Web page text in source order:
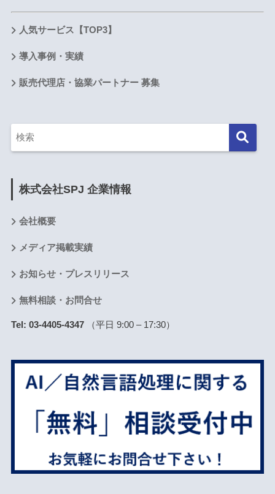
人気サービス【TOP3】
導入事例・実績
販売代理店・協業パートナー 募集
株式会社SPJ 企業情報
会社概要
メディア掲載実績
お知らせ・プレスリリース
無料相談・お問合せ
Tel: 03-4405-4347（平日 9:00 – 17:30）